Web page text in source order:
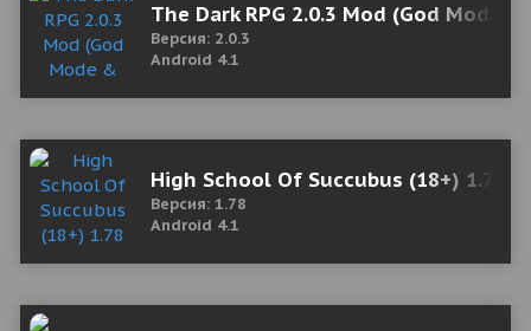
The Dark RPG 2.0.3 Mod (God Mode
Версия: 2.0.3
Android 4.1
High School Of Succubus (18+) 1.78
Версия: 1.78
Android 4.1